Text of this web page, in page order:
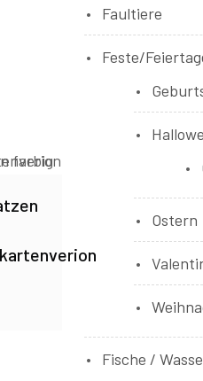
Faultiere
Feste/
Ostern
Fische /